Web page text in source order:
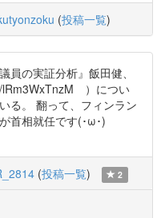
(投稿一覧)
員の実証分析』飯田健、
）につい
る。 翻って、フィンラン
首相就任です(･ω･)
(投稿一覧) 2